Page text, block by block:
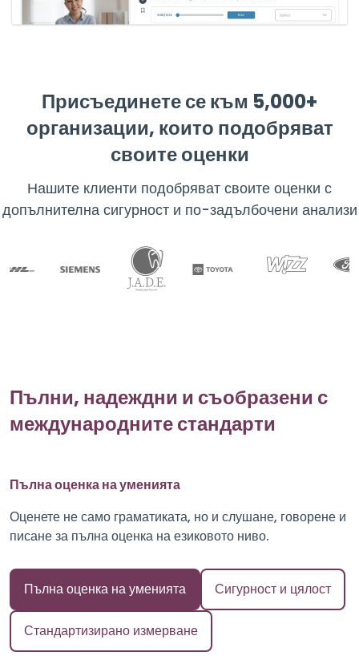
Присъединете се към 5,000+
организации, които подобряват
своите оценки
Нашите клиенти подобряват своите оценки с
допълнителна сигурност и по-задълбочени анализи
Пълни, надеждни и съобразени с
международните стандарти
Пълна оценка на уменията
Оценете не само граматиката, но и слушане, говорене и
писане за пълна оценка на езиковото ниво.
Пълна оценка на уменията Сигурност и цялост
Стандартизирано измерване